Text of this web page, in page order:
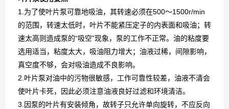
1.为了使叶片泵可靠地吸油，其转速必须在500～1500r/min
的范围，转速太低时，叶片不能紧压定子的内表面和吸油；转
速太高则造成泵的“吸空”现象，泵的工作不正常。油的粘度要
选用适当，粘度太大，吸油阻力增大；油液过稀，间隙影响，
真空度不够，会对吸油造成不良影响。
2.叶片泵对油中的污物很敏感，工作可靠性较差，油液不清会
使叶片卡死，因此必须注意油液良好过滤和环境清洁。
3.因泵的叶片有安装倾角，故转子只允许单向旋转，不应反向